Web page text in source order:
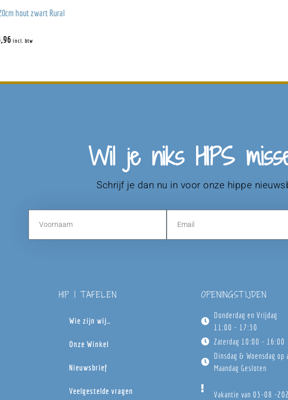
hout zwart Rural
incl. btw
Wil je niks HIPS
Schrijf je dan nu in voor onze hippe
HIP | TAFELEN
Wie zijn wij…
Onze Winkel
Nieuwsbrief
Veelgestelde vragen
OPENINGSTIJDEN
Donderdag en Vrijdag
11:00 - 17:30
Zaterdag 10:00 - 16:00
Dinsdag & Woensdag op
Maandag Gesloten
Vakantie van 03-08 -